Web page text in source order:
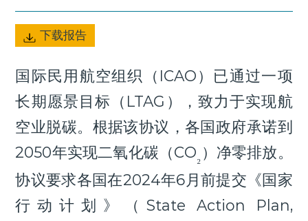
下载报告
国际民用航空组织（ICAO）已通过一项
长期愿景目标（LTAG），致力于实现航
空业脱碳。根据该协议，各国政府承诺到
2050年实现二氧化碳（CO₂ ）净零排放。
协议要求各国在2024年6月前提交《国家
行动计划》（State Action Plan,